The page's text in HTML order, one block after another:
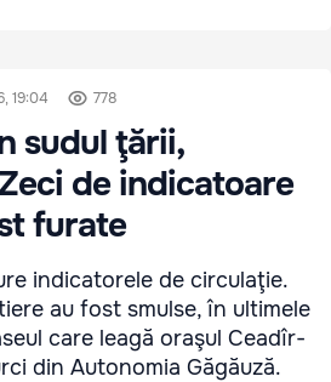
19:04 778
sudul ţării,
de indicatoare
furate
indicatorele de circulaţie.
au fost smulse, în ultimele
care leagă oraşul Ceadîr-
din Autonomia Găgăuză.